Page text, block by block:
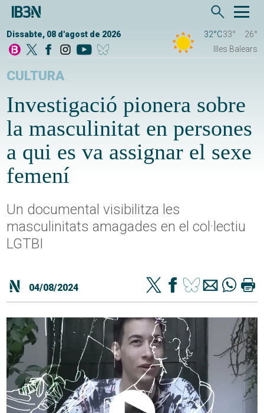
Dissabte, 08 d'agost de 2026 32°C33°
26°
Illes Balears
CULTURA
Investigació pionera sobre
la masculinitat en persones
a qui es va assignar el sexe
femení
Un documental visibilitza les
masculinitats amagades en el col·lectiu
LGTBI
04/08/2024